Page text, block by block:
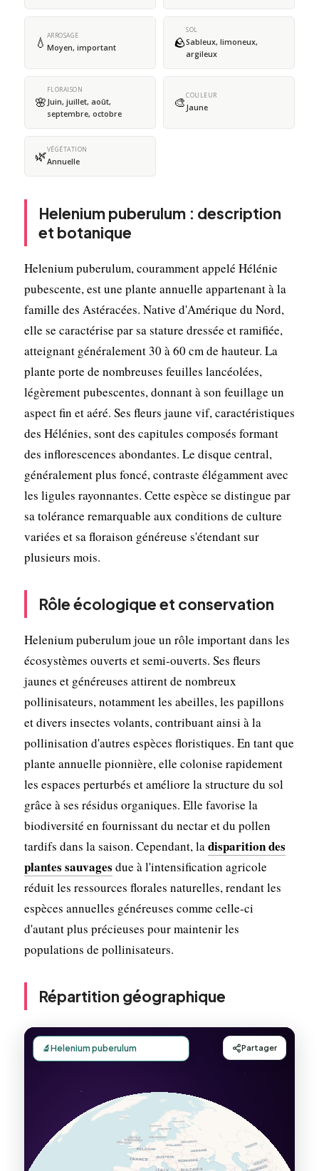
💧 ARROSAGE
Moyen, important 🪨
SOL
Sableux, limoneux,
argileux
🌸
FLORAISON
Juin, juillet, août,
septembre, octobre
🎨COULEUR
Jaune
🌿VÉGÉTATION
Annuelle
Helenium puberulum : description
et botanique
Helenium puberulum, couramment appelé Hélénie
pubescente, est une plante annuelle appartenant à la
famille des Astéracées. Native d'Amérique du Nord,
elle se caractérise par sa stature dressée et ramifiée,
atteignant généralement 30 à 60 cm de hauteur. La
plante porte de nombreuses feuilles lancéolées,
légèrement pubescentes, donnant à son feuillage un
aspect fin et aéré. Ses fleurs jaune vif, caractéristiques
des Hélénies, sont des capitules composés formant
des inflorescences abondantes. Le disque central,
généralement plus foncé, contraste élégamment avec
les ligules rayonnantes. Cette espèce se distingue par
sa tolérance remarquable aux conditions de culture
variées et sa floraison généreuse s'étendant sur
plusieurs mois.
Rôle écologique et conservation
Helenium puberulum joue un rôle important dans les
écosystèmes ouverts et semi-ouverts. Ses fleurs
jaunes et généreuses attirent de nombreux
pollinisateurs, notamment les abeilles, les papillons
et divers insectes volants, contribuant ainsi à la
pollinisation d'autres espèces floristiques. En tant que
plante annuelle pionnière, elle colonise rapidement
les espaces perturbés et améliore la structure du sol
grâce à ses résidus organiques. Elle favorise la
biodiversité en fournissant du nectar et du pollen
tardifs dans la saison. Cependant, ladisparition des
plantes sauvages due à l'intensification agricole
réduit les ressources florales naturelles, rendant les
espèces annuelles généreuses comme celle-ci
d'autant plus précieuses pour maintenir les
populations de pollinisateurs.
Répartition géographique